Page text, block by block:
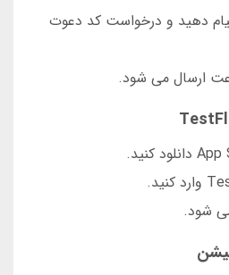
دهید و درخواست کد دعوت
شود.